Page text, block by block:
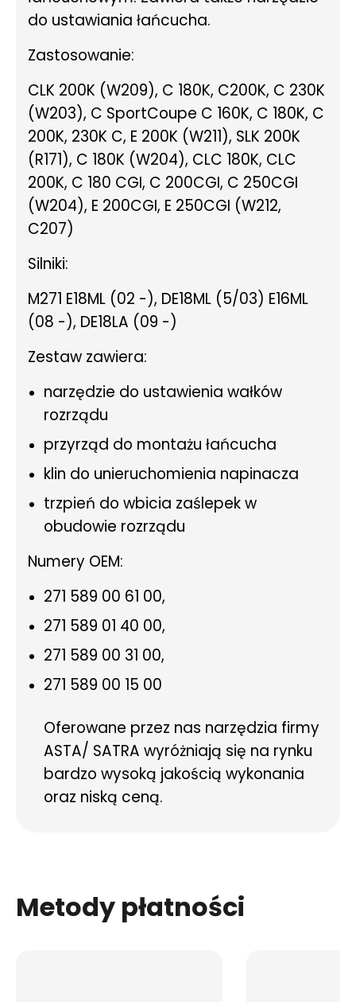
do ustawiania łańcucha.
Zastosowanie:
CLK 200K (W209), C 180K, C200K, C 230K
(W203), C SportCoupe C 160K, C 180K, C
200K, 230K C, E 200K (W211), SLK 200K
(R171), C 180K (W204), CLC 180K, CLC
200K, C 180 CGI, C 200CGI, C 250CGI
(W204), E 200CGI, E 250CGI (W212,
C207)
Silniki:
M271 E18ML (02 -), DE18ML (5/03) E16ML
(08 -), DE18LA (09 -)
Zestaw zawiera:
narzędzie do ustawienia wałków
rozrządu
przyrząd do montażu łańcucha
klin do unieruchomienia napinacza
trzpień do wbicia zaślepek w
obudowie rozrządu
Numery OEM:
271 589 00 61 00,
271 589 01 40 00,
271 589 00 31 00,
271 589 00 15 00
Oferowane przez nas narzędzia firmy
ASTA/ SATRA wyróżniają się na rynku
bardzo wysoką jakością wykonania
oraz niską ceną.
Metody płatności